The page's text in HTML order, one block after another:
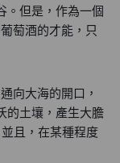
。但是，作為一個
萄酒的才能，只
向大海的開口，
的土壤，產生大膽
且，在某種程度